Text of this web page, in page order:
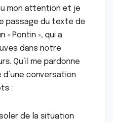
mon attention et je
passage du texte de
« Pontin », qui a
dans notre
Qu’il me pardonne
d’une conversation
:
de la situation